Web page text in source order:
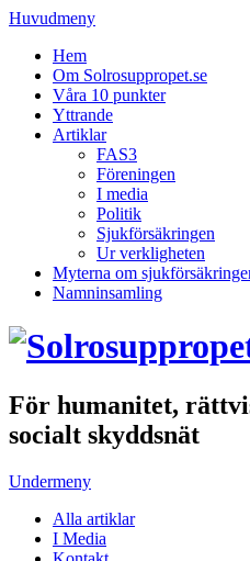
Huvudmeny
Hem
Om Solrosuppropet.se
Våra 10 punkter
Yttrande
Artiklar
FAS3
Föreningen
I media
Politik
Sjukförsäkringen
Ur verkligheten
Myterna om
Namninsamling
För humanitet,
socialt skyddsnät
Undermeny
Alla artiklar
I Media